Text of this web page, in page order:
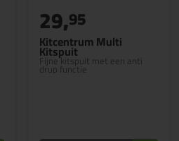
Kitcentrum Multi
Kitspuit
Fijne kitspuit met een anti
drup functie
29,95